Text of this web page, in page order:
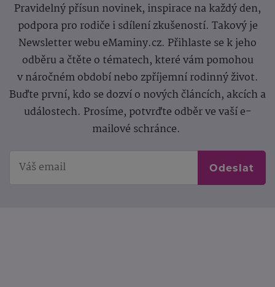
Pravidelný přísun novinek, inspirace na každý den,
podpora pro rodiče i sdílení zkušeností. Takový je
Newsletter webu eMaminy.cz. Přihlaste se k jeho
odběru a čtěte o tématech, které vám pomohou
v náročném období nebo zpříjemní rodinný život.
Buďte první, kdo se dozví o nových článcích, akcích a
událostech. Prosíme, potvrďte odběr ve vaší e-
mailové schránce.
Odeslat